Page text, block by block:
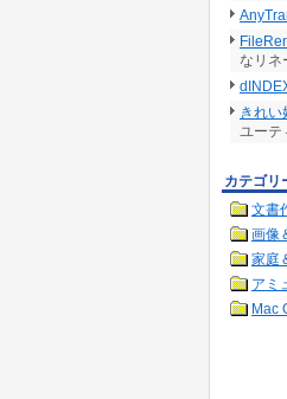
なリネ
きれい
ユーテ
カテゴリ
文書
画像
家庭
アミ
Mac